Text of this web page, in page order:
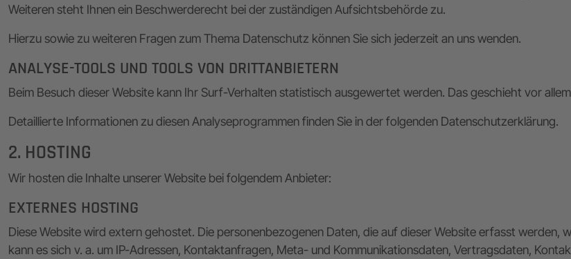
Weiteren steht Ihnen ein Beschwerderecht bei der zuständigen Aufsichtsbehörde zu.
Hierzu sowie zu weiteren Fragen zum Thema Datenschutz können Sie sich jederzeit an uns wenden.
ANALYSE-TOOLS UND TOOLS VON DRITT­ANBIETERN
Beim Besuch dieser Website kann Ihr Surf-Verhalten statistisch ausgewertet werden. Das geschieht vor
Detaillierte Informationen zu diesen Analyseprogrammen finden Sie in der folgenden Datenschutzerklärung.
2. HOSTING
Wir hosten die Inhalte unserer Website bei folgendem Anbieter:
EXTERNES HOSTING
Diese Website wird extern gehostet. Die personenbezogenen Daten, die auf dieser Website erfasst
kann es sich v. a. um IP-Adressen, Kontaktanfragen, Meta- und Kommunikationsdaten, Vertragsdaten,